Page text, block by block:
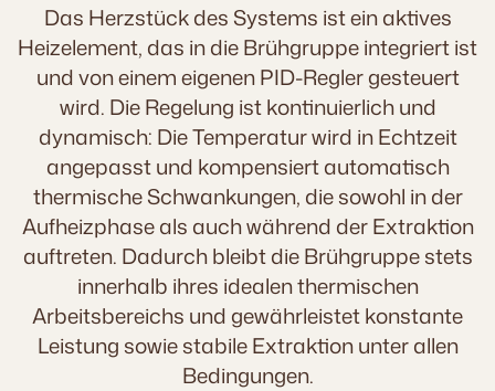
Das Herzstück des Systems ist ein aktives
Heizelement, das in die Brühgruppe integriert ist
und von einem eigenen PID-Regler gesteuert
wird. Die Regelung ist kontinuierlich und
dynamisch: Die Temperatur wird in Echtzeit
angepasst und kompensiert automatisch
thermische Schwankungen, die sowohl in der
Aufheizphase als auch während der Extraktion
auftreten. Dadurch bleibt die Brühgruppe stets
innerhalb ihres idealen thermischen
Arbeitsbereichs und gewährleistet konstante
Leistung sowie stabile Extraktion unter allen
Bedingungen.